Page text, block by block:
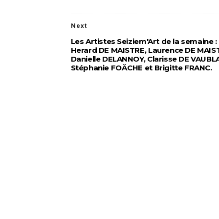
Next
Les Artistes Seiziem'Art de la semaine :
Herard DE MAISTRE, Laurence DE
Danielle DELANNOY, Clarisse DE
Stéphanie FOÄCHE et Brigitte FRANC.